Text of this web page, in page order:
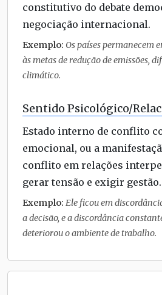
constitutivo do debate
negociação internacional.
Exemplo: Os países permanecem
às metas de redução de emissões,
climático.
Sentido Psicológico/
Estado interno de conflito
emocional, ou a
conflito em relações
gerar tensão e exigir gestão.
Exemplo: Ele ficou em
a decisão, e a discordância
deteriorou o ambiente de trabalho.